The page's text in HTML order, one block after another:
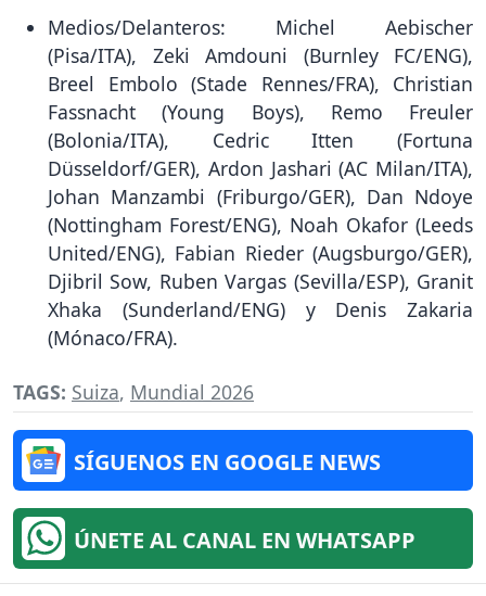
Medios/Delanteros: Michel Aebischer
(Pisa/ITA), Zeki Amdouni (Burnley FC/ENG),
Breel Embolo (Stade Rennes/FRA), Christian
Fassnacht (Young Boys), Remo Freuler
(Bolonia/ITA), Cedric Itten (Fortuna
Düsseldorf/GER), Ardon Jashari (AC Milan/ITA),
Johan Manzambi (Friburgo/GER), Dan Ndoye
(Nottingham Forest/ENG), Noah Okafor (Leeds
United/ENG), Fabian Rieder (Augsburgo/GER),
Djibril Sow, Ruben Vargas (Sevilla/ESP), Granit
Xhaka (Sunderland/ENG) y Denis Zakaria
(Mónaco/FRA).
TAGS: Suiza, Mundial 2026
SÍGUENOS EN GOOGLE NEWS
ÚNETE AL CANAL EN WHATSAPP